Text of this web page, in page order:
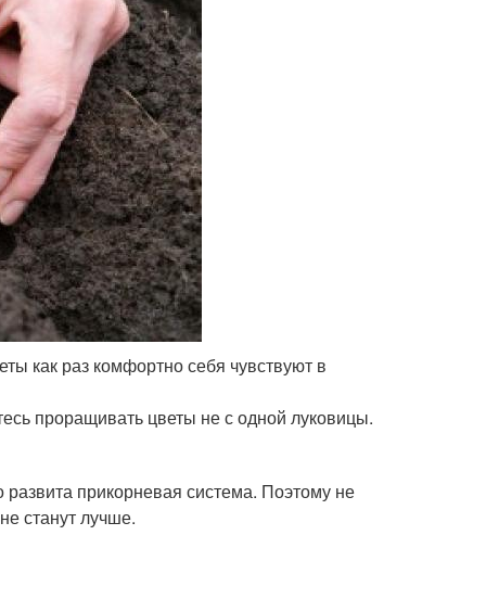
как раз комфортно себя чувствуют в
проращивать цветы не с одной луковицы.
прикорневая система. Поэтому не
станут лучше.